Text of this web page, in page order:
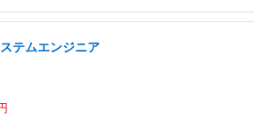
テムエンジニア